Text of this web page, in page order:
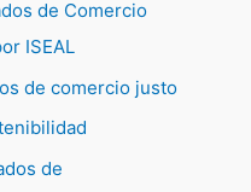
de Comercio
ISEAL
de comercio justo
de